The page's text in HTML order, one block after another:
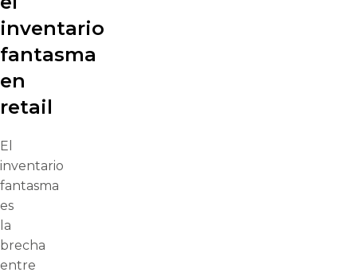
inventario
fantasma
en
retail
El
inventario
fantasma
es
la
brecha
entre